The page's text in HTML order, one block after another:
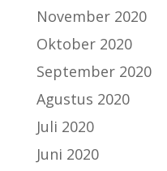
November 2020
Oktober 2020
September 2020
Agustus 2020
Juli 2020
Juni 2020